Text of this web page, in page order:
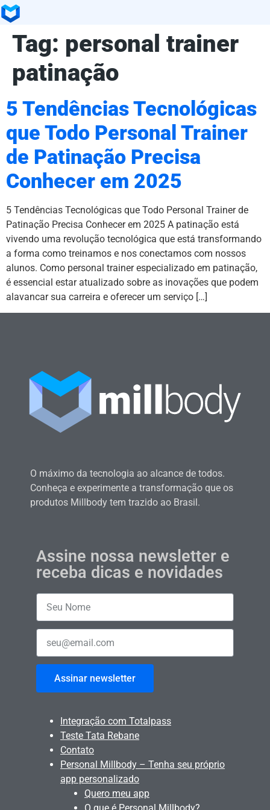
Tag: personal trainer
patinação
5 Tendências Tecnológicas
que Todo Personal Trainer
de Patinação Precisa
Conhecer em 2025
5 Tendências Tecnológicas que Todo Personal Trainer de
Patinação Precisa Conhecer em 2025 A patinação está
vivendo uma revolução tecnológica que está transformando
a forma como treinamos e nos conectamos com nossos
alunos. Como personal trainer especializado em patinação,
é essencial estar atualizado sobre as inovações que podem
alavancar sua carreira e oferecer um serviço […]
O máximo da tecnologia ao alcance de todos.
Conheça e experimente a transformação que os
produtos Millbody tem trazido ao Brasil.
Assine nossa newsletter e
receba dicas e novidades
Assinar newsletter
Integração com Totalpass
Teste Tata Rebane
Contato
Personal Millbody – Tenha seu próprio
app personalizado
Quero meu app